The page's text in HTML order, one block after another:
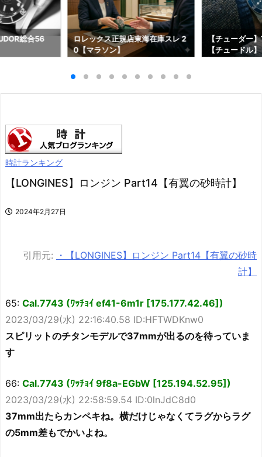
総合56
ロレックス正規店東海在庫スレ 2
0【マラソン】
【チューダー
【チュードル】
時計ランキング
【LONGINES】ロンジン Part14【有翼の砂時計】
2024年2月27日
引用元:
・【LONGINES】ロンジン Part14【有翼の砂時
計】
65: Cal.7743 (ﾜｯﾁｮｲ ef41-6m1r [175.177.42.46])
2023/03/29(水) 22:16:40.58 ID:HFTWDKnw0
スピリットのチタンモデルで37mmが出るのを待っていま
す
66: Cal.7743 (ﾜｯﾁｮｲ 9f8a-EGbW [125.194.52.95])
2023/03/29(水) 22:58:59.54 ID:0lnJdC8d0
37mm出たらカンペキね。横だけじゃなくてラグからラグ
の5mm差もでかいよね。